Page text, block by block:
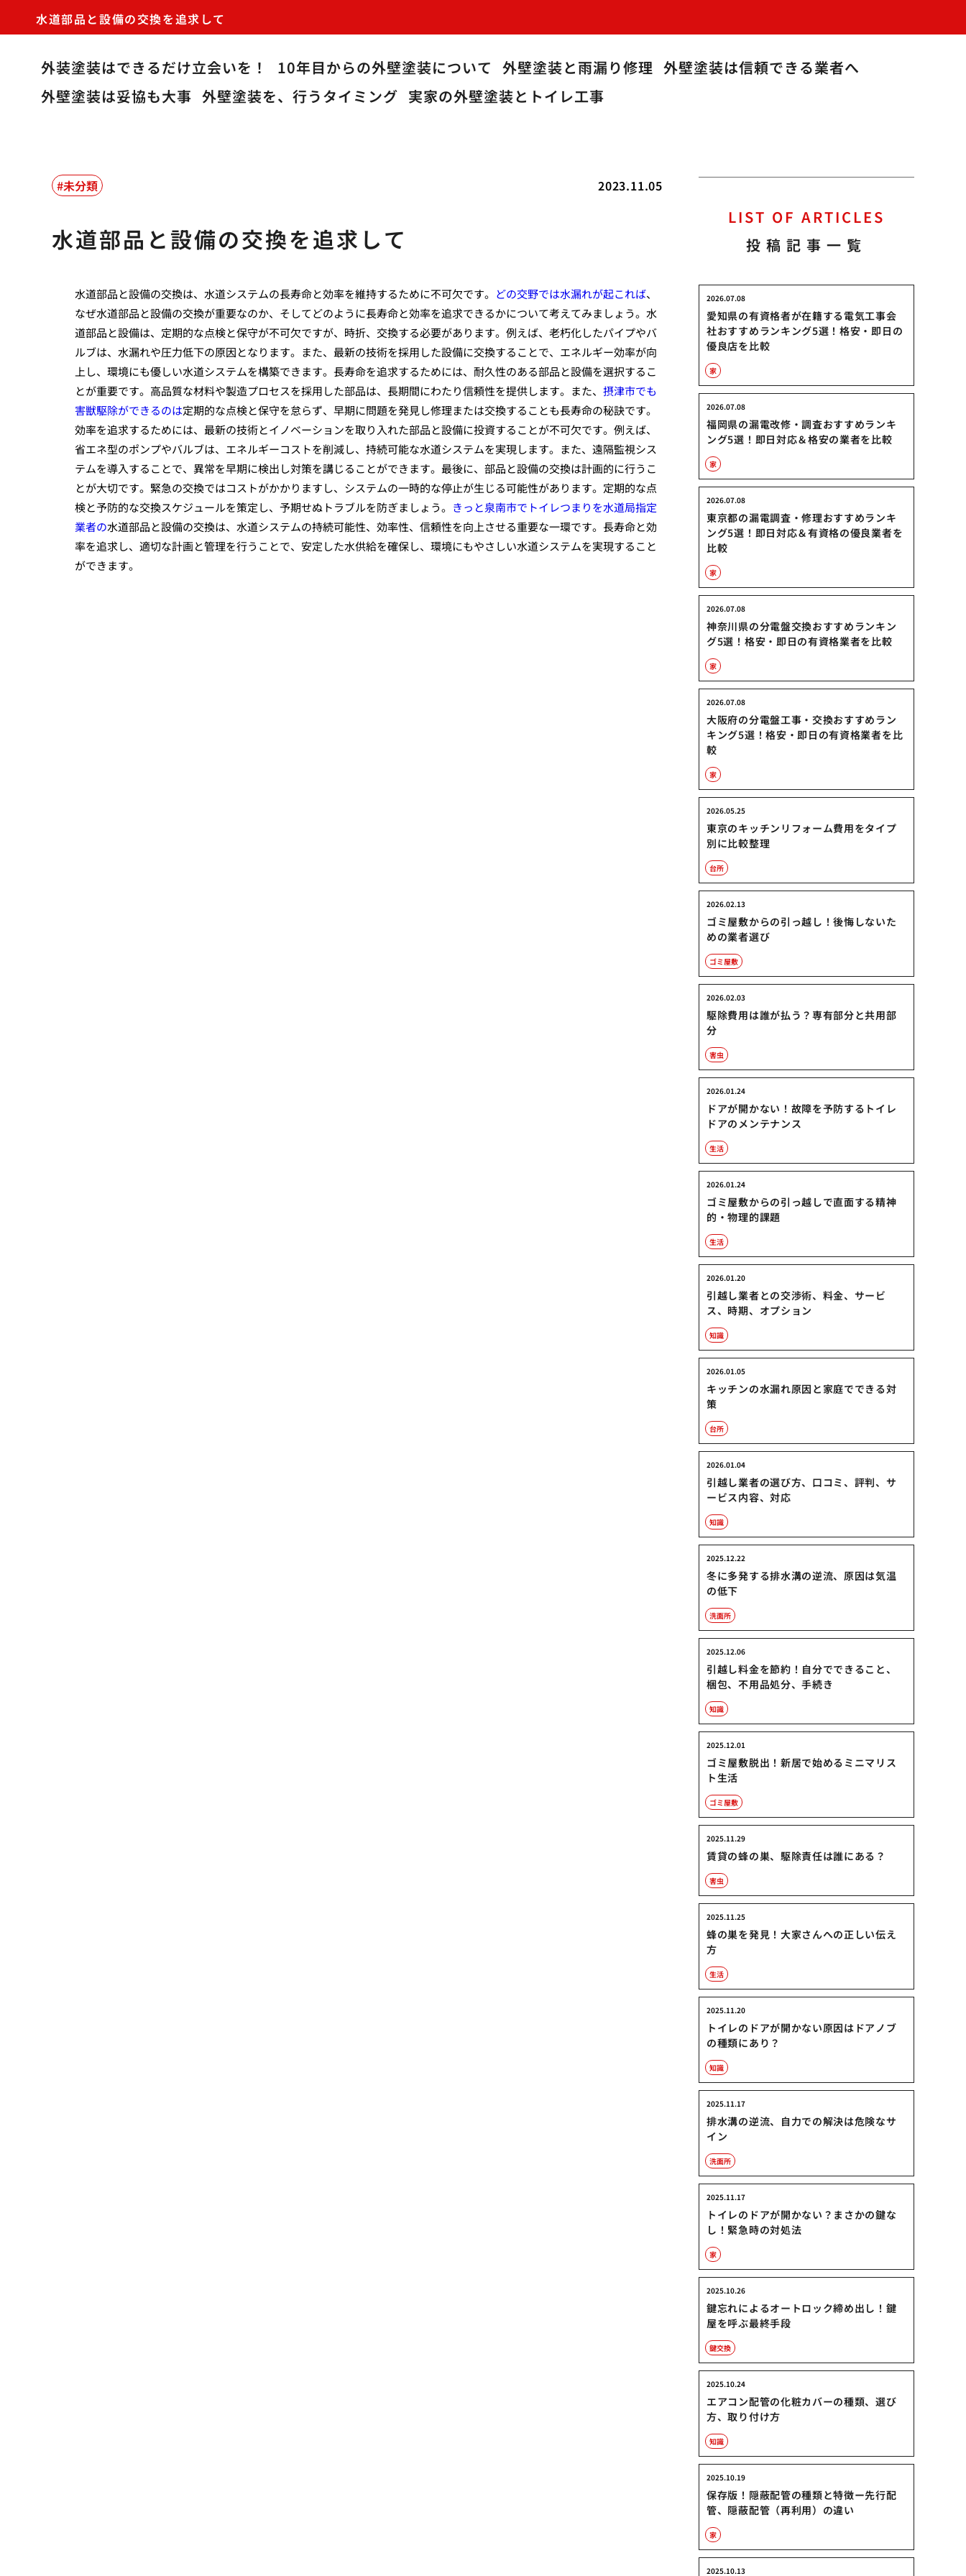
水道部品と設備の交換を追求して
外装塗装はできるだけ立会いを！ 10年目からの外壁塗装について 外壁塗装と雨漏り修理 外壁塗装は信頼できる業者へ
外壁塗装は妥協も大事 外壁塗装を、行うタイミング 実家の外壁塗装とトイレ工事
2023.11.05
未分類
水道部品と設備の交換を追求して
水道部品と設備の交換は、水道システムの長寿命と効率を維持するために不可欠です。 どの交野では水漏れが起これば、
なぜ水道部品と設備の交換が重要なのか、そしてどのように長寿命と効率を追求できるかについて考えてみましょう。水
道部品と設備は、定期的な点検と保守が不可欠ですが、時折、交換する必要があります。例えば、老朽化したパイプやバ
ルブは、水漏れや圧力低下の原因となります。また、最新の技術を採用した設備に交換することで、エネルギー効率が向
上し、環境にも優しい水道システムを構築できます。長寿命を追求するためには、耐久性のある部品と設備を選択するこ
とが重要です。高品質な材料や製造プロセスを採用した部品は、長期間にわたり信頼性を提供します。また、 摂津市でも
害獣駆除ができるのは定期的な点検と保守を怠らず、早期に問題を発見し修理または交換することも長寿命の秘訣です。
効率を追求するためには、最新の技術とイノベーションを取り入れた部品と設備に投資することが不可欠です。例えば、
省エネ型のポンプやバルブは、エネルギーコストを削減し、持続可能な水道システムを実現します。また、遠隔監視シス
テムを導入することで、異常を早期に検出し対策を講じることができます。最後に、部品と設備の交換は計画的に行うこ
とが大切です。緊急の交換ではコストがかかりますし、システムの一時的な停止が生じる可能性があります。定期的な点
検と予防的な交換スケジュールを策定し、予期せぬトラブルを防ぎましょう。 きっと泉南市でトイレつまりを水道局指定
業者の水道部品と設備の交換は、水道システムの持続可能性、効率性、信頼性を向上させる重要な一環です。長寿命と効
率を追求し、適切な計画と管理を行うことで、安定した水供給を確保し、環境にもやさしい水道システムを実現すること
ができます。
LIST OF ARTICLES
投稿記事一覧
愛知県の有資格者が在籍する電気工事会
社おすすめランキング5選！格安・即日の
優良店を比較
2026.07.08
家
福岡県の漏電改修・調査おすすめランキ
ング5選！即日対応＆格安の業者を比較
2026.07.08
家
東京都の漏電調査・修理おすすめランキ
ング5選！即日対応＆有資格の優良業者を
比較
2026.07.08
家
神奈川県の分電盤交換おすすめランキン
グ5選！格安・即日の有資格業者を比較
2026.07.08
家
大阪府の分電盤工事・交換おすすめラン
キング5選！格安・即日の有資格業者を比
較
2026.07.08
家
東京のキッチンリフォーム費用をタイプ
別に比較整理
2026.05.25
台所
ゴミ屋敷からの引っ越し！後悔しないた
めの業者選び
2026.02.13
ゴミ屋敷
駆除費用は誰が払う？専有部分と共用部
分
2026.02.03
害虫
ドアが開かない！故障を予防するトイレ
ドアのメンテナンス
2026.01.24
生活
ゴミ屋敷からの引っ越しで直面する精神
的・物理的課題
2026.01.24
生活
引越し業者との交渉術、料金、サービ
ス、時期、オプション
2026.01.20
知識
キッチンの水漏れ原因と家庭でできる対
策
2026.01.05
台所
引越し業者の選び方、口コミ、評判、サ
ービス内容、対応
2026.01.04
知識
冬に多発する排水溝の逆流、原因は気温
の低下
2025.12.22
洗面所
引越し料金を節約！自分でできること、
梱包、不用品処分、手続き
2025.12.06
知識
ゴミ屋敷脱出！新居で始めるミニマリス
ト生活
2025.12.01
ゴミ屋敷
賃貸の蜂の巣、駆除責任は誰にある？
2025.11.29
害虫
蜂の巣を発見！大家さんへの正しい伝え
方
2025.11.25
生活
トイレのドアが開かない原因はドアノブ
の種類にあり？
2025.11.20
知識
排水溝の逆流、自力での解決は危険なサ
イン
2025.11.17
洗面所
トイレのドアが開かない？まさかの鍵な
し！緊急時の対処法
2025.11.17
家
鍵忘れによるオートロック締め出し！鍵
屋を呼ぶ最終手段
2025.10.26
鍵交換
エアコン配管の化粧カバーの種類、選び
方、取り付け方
2025.10.24
知識
保存版！隠蔽配管の種類と特徴ー先行配
管、隠蔽配管（再利用）の違い
2025.10.19
家
2025.10.13